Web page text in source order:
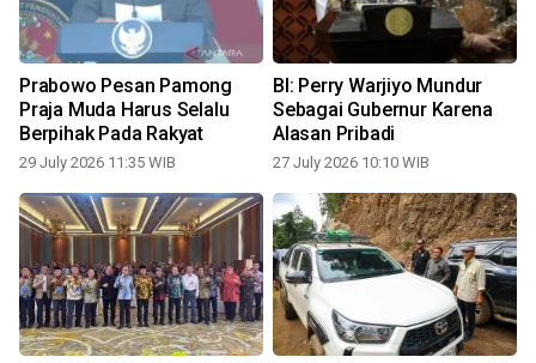
Prabowo Pesan Pamong
Praja Muda Harus Selalu
Berpihak Pada Rakyat
29 July 2026 11:35 WIB
BI: Perry Warjiyo Mundur
Sebagai Gubernur Karena
Alasan Pribadi
27 July 2026 10:10 WIB